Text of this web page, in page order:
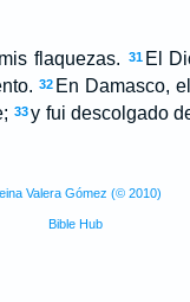
flaquezas. 31 El
32 En Damasco,
33y fui descolgado
Valera Gómez (© 2010)
Bible Hub